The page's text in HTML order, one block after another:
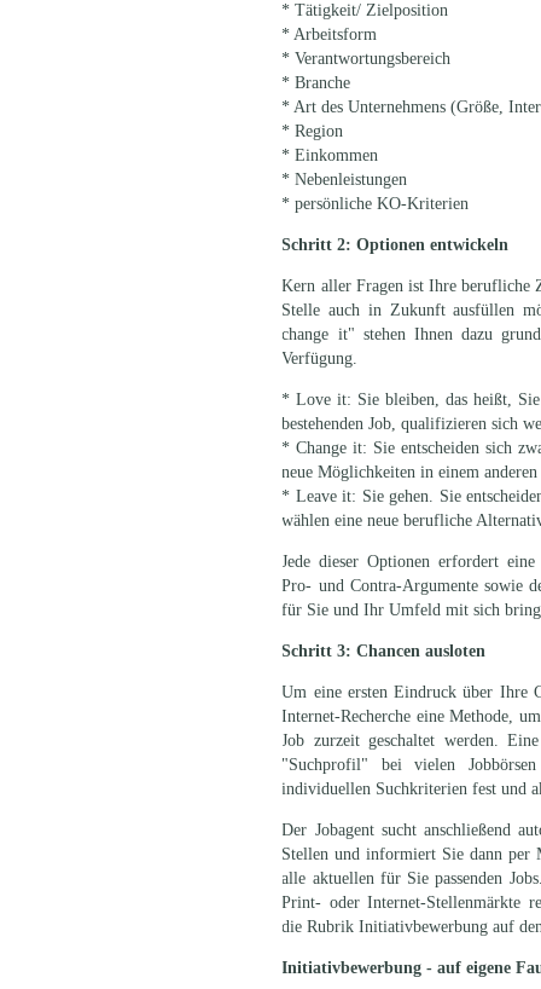
* Tätigkeit/ Zielposition
* Arbeitsform
* Verantwortungsbereich
* Branche
* Art des Unternehmens (Größe,
* Region
* Einkommen
* Nebenleistungen
* persönliche KO-Kriterien
Schritt 2: Optionen entwickeln
Kern aller Fragen ist Ihre berufliche
Stelle auch in Zukunft ausfüllen
change it" stehen Ihnen dazu
Verfügung.
* Love it: Sie bleiben, das heißt,
bestehenden Job, qualifizieren sich
* Change it: Sie entscheiden sich
neue Möglichkeiten in einem
* Leave it: Sie gehen. Sie
wählen eine neue berufliche
Jede dieser Optionen erfordert
Pro- und Contra-Argumente sowie
für Sie und Ihr Umfeld mit sich
Schritt 3: Chancen ausloten
Um eine ersten Eindruck über Ihre
Internet-Recherche eine Methode,
Job zurzeit geschaltet werden.
"Suchprofil" bei vielen
individuellen Suchkriterien fest und
Der Jobagent sucht anschließend
Stellen und informiert Sie dann per
alle aktuellen für Sie passenden
Print- oder Internet-Stellenmärkte
die Rubrik Initiativbewerbung auf
Initiativbewerbung - auf eigene